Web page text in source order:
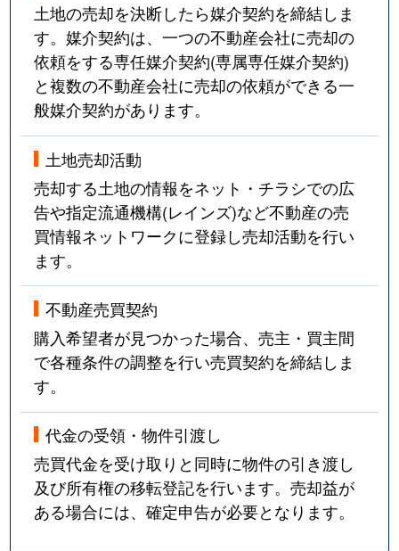
土地の売却を決断したら媒介契約を締結しま
す。媒介契約は、一つの不動産会社に売却の
依頼をする専任媒介契約(専属専任媒介契約)
と複数の不動産会社に売却の依頼ができる一
般媒介契約があります。
土地売却活動
売却する土地の情報をネット・チラシでの広
告や指定流通機構(レインズ)など不動産の売
買情報ネットワークに登録し売却活動を行い
ます。
不動産売買契約
購入希望者が見つかった場合、売主・買主間
で各種条件の調整を行い売買契約を締結しま
す。
代金の受領・物件引渡し
売買代金を受け取りと同時に物件の引き渡し
及び所有権の移転登記を行います。売却益が
ある場合には、確定申告が必要となります。